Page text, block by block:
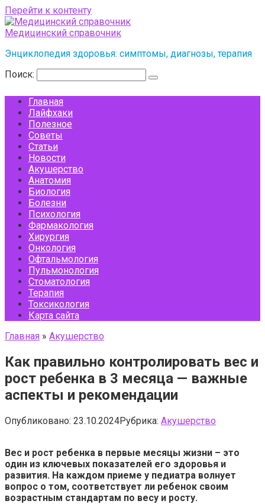
Перейти к контенту
Медицинский справочник
Энциклопедия здоровья: симптомы, диагнозы, терапия
Поиск:
Главная
Лайфхаки
Полезное
Советы
Статьи
Новости
Акушерство
Анатомия
Биология
Болезни
Психология
Фармакология
Хирургия
Онкология
Офтальмология
Пульмонология
Стоматология
Терапия
Токсикология
Карта сайта
Главная » Акушерство
Как правильно контролировать вес и
рост ребенка в 3 месяца — важные
аспекты и рекомендации
Опубликовано: 23.10.2024Рубрика: Акушерство
Вес и рост ребенка в первые месяцы жизни – это
один из ключевых показателей его здоровья и
развития. На каждом приеме у педиатра волнует
вопрос о том, соответствует ли ребенок своим
возрастным стандартам по весу и росту.